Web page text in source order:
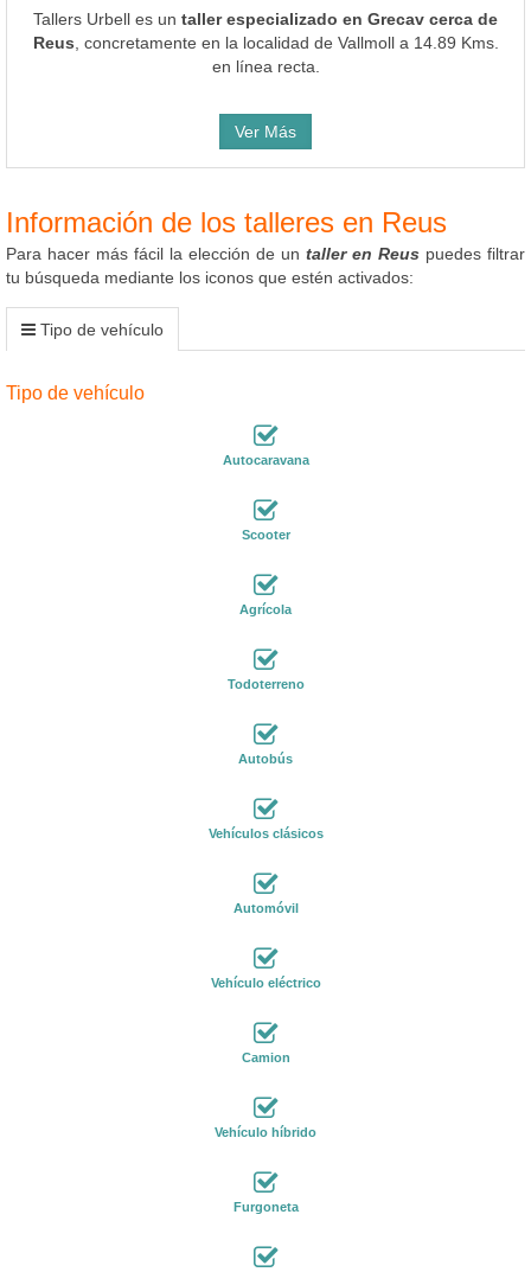
Tallers Urbell es un taller especializado en Grecav cerca de
Reus , concretamente en la localidad de Vallmoll a 14.89 Kms.
en línea recta.
Ver Más
Información de los talleres en Reus
Para hacer más fácil la elección de un taller en Reus puedes filtrar
tu búsqueda mediante los iconos que estén activados:
Tipo de vehículo
Tipo de vehículo
Autocaravana
Scooter
Agrícola
Todoterreno
Autobús
Vehículos clásicos
Automóvil
Vehículo eléctrico
Camion
Vehículo híbrido
Furgoneta